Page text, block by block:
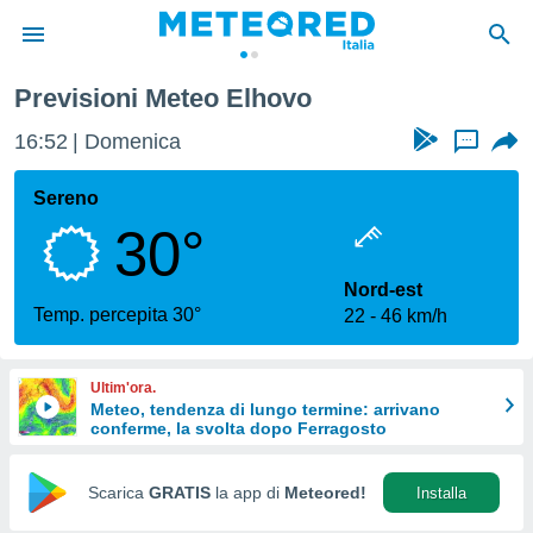
di
per
le
di
Web
Previsioni Meteo Elhovo
16:52 Domenica ...
Sereno
30°
Temp. percepita 30°
Nord-est
22
46 km/h
Ultim'ora.
Meteo, tendenza di lungo termine: arrivano
conferme, la svolta dopo Ferragosto
Scarica GRATIS la app di Meteored! Installa